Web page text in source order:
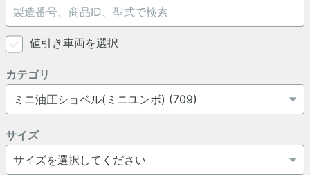
値引き車両を選択
カテゴリ
サイズ